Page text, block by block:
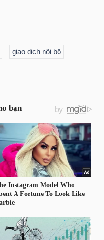
giao dịch nội bộ